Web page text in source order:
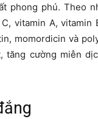
phong phú. Theo
vitamin A, vitamin
momordicin và
tăng cường miễn